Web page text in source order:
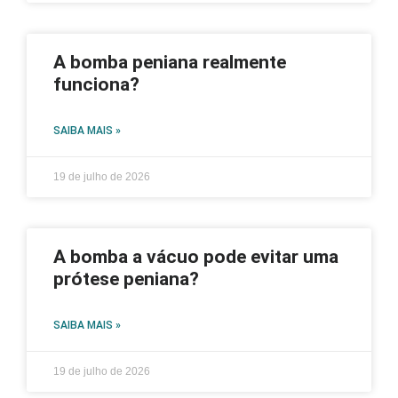
A bomba peniana realmente
funciona?
SAIBA MAIS »
19 de julho de 2026
A bomba a vácuo pode evitar uma
prótese peniana?
SAIBA MAIS »
19 de julho de 2026